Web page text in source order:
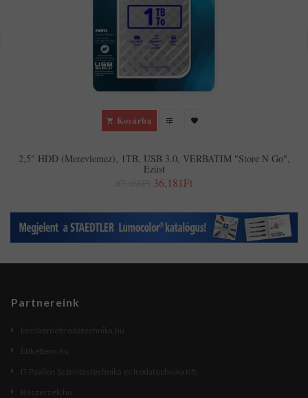
Kosárba
2,5" HDD (merevlemez), 1TB, USB 3.0, VERBATIM "Store N Go",
Ezüst
36,181Ft
Partnereink
kecskemetirodatechnika.hu
Etikettem.hu
IT Pavilon Számítástechnika és Irodatechnika Kft.
Beszerzek.hu